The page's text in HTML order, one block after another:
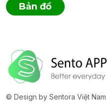
Bản đồ
© Design by Sentora Việt